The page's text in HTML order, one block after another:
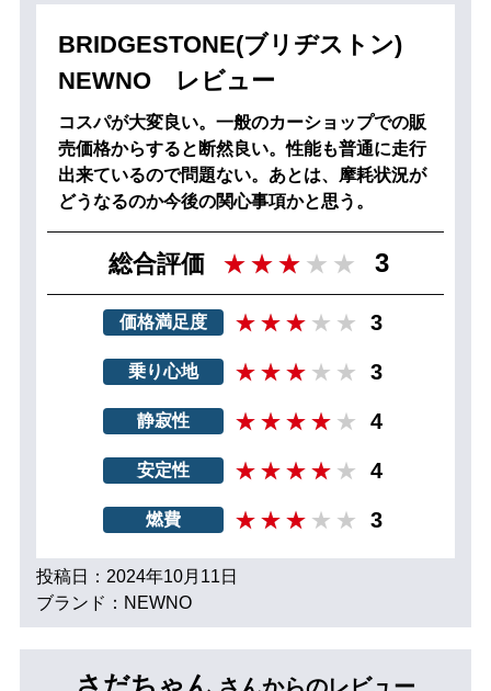
BRIDGESTONE(ブリヂストン)
NEWNO レビュー
コスパが大変良い。一般のカーショップでの販
売価格からすると断然良い。性能も普通に走行
出来ているので問題ない。あとは、摩耗状況が
どうなるのか今後の関心事項かと思う。
総合評価 3
価格満足度 3
乗り心地 3
静寂性 4
安定性 4
燃費 3
投稿日：2024年10月11日
ブランド：NEWNO
さだちゃん